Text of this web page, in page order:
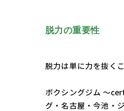
脱力の重要性
脱力は単に力を抜く
ボクシングジム ～
グ・名古屋・今池・